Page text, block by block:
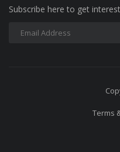
Subscribe here to get
Terms